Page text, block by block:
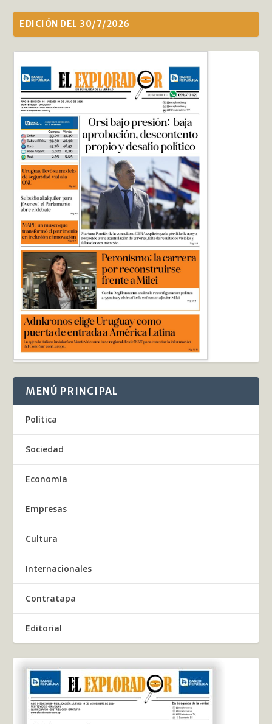
EDICIÓN DEL 30/7/2026
MENÚ PRINCIPAL
Política
Sociedad
Economía
Empresas
Cultura
Internacionales
Contratapa
Editorial